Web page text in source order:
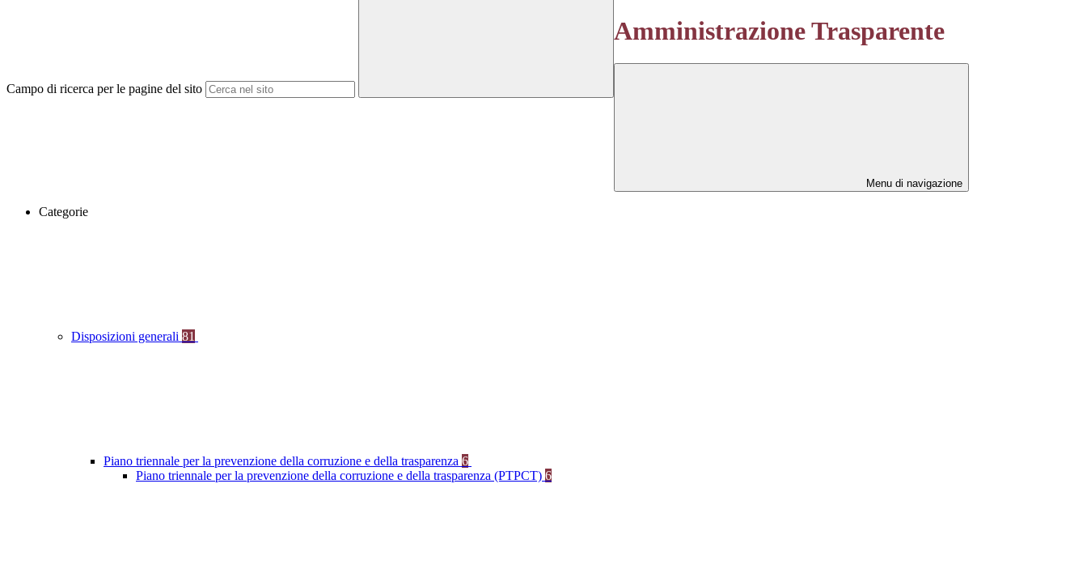
Campo di ricerca per le pagine del sito
Amministrazione Trasparente
Menu di navigazione
Categorie
Disposizioni generali 81
Piano triennale per la prevenzione della corruzione e della trasparenza 6
Piano triennale per la prevenzione della corruzione e della trasparenza (PTPCT) 6